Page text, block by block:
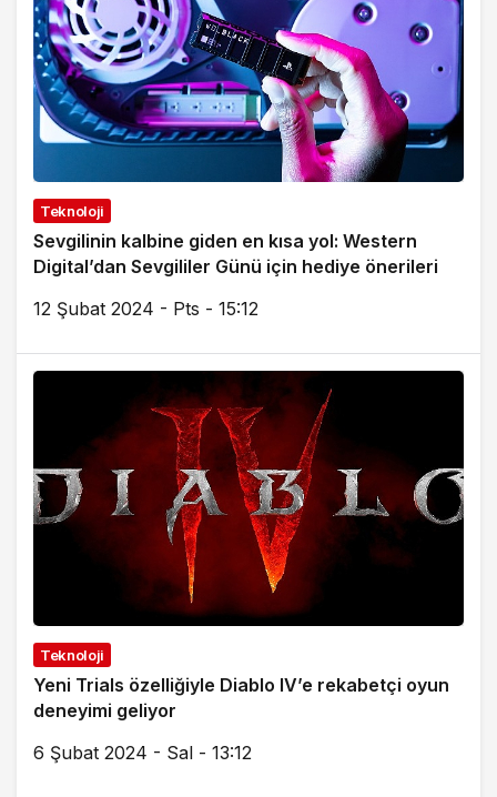
Teknoloji
Sevgilinin kalbine giden en kısa yol: Western
Digital’dan Sevgililer Günü için hediye önerileri
12 Şubat 2024 - Pts - 15:12
Teknoloji
Yeni Trials özelliğiyle Diablo IV’e rekabetçi oyun
deneyimi geliyor
6 Şubat 2024 - Sal - 13:12